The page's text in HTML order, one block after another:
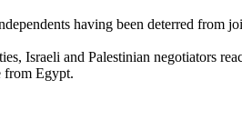
having been deterred from
Israeli and Palestinian negotiators
from Egypt.